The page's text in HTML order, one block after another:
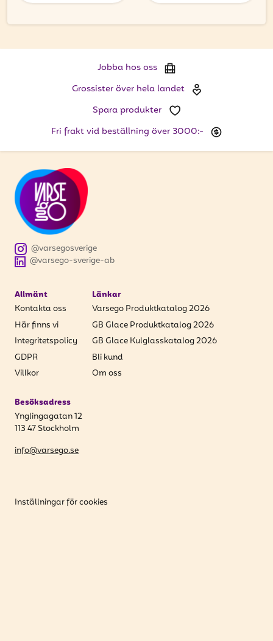
Jobba hos oss
Grossister över hela landet
Spara produkter
Fri frakt vid beställning över 3000:-
@varsego-sverige-ab
@varsegosverige
Allmänt
Kontakta oss
Här finns vi
Integritetspolicy
GDPR
Villkor
Länkar
Varsego Produktkatalog 2026
GB Glace Produktkatalog 2026
GB Glace Kulglasskatalog 2026
Bli kund
Om oss
Besöksadress
Ynglingagatan 12
113 47 Stockholm
info@varsego.se
Inställningar för cookies